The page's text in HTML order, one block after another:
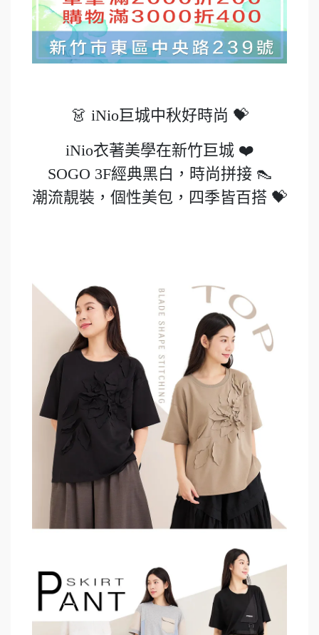
👗 iNio巨城中秋好時尚 💝
iNio衣著美學在新竹巨城 ❤️
SOGO 3F經典黑白，時尚拼接 👠
潮流靚裝，個性美包，四季皆百搭 💝